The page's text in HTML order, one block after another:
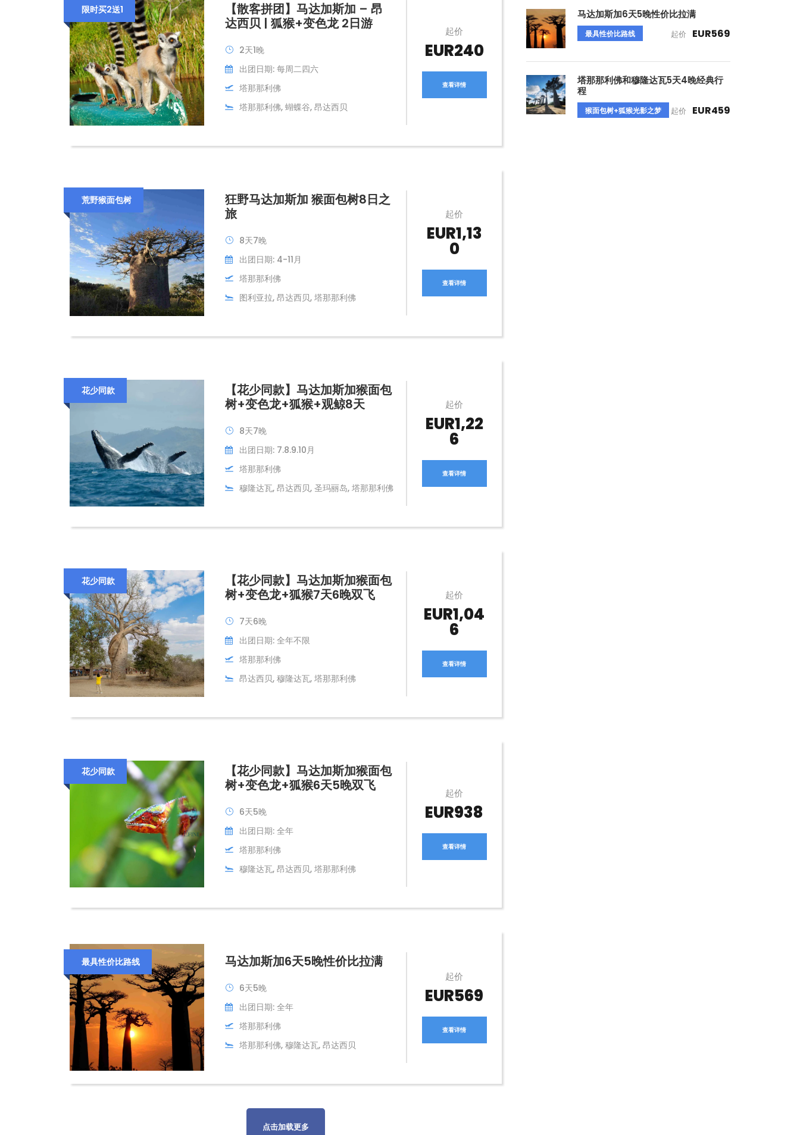
限时买2送1
【散客拼团】马达加斯加 – 昂
达西贝 | 狐猴+变色龙 2日游
2天1晚
出团日期: 每周二四六
塔那那利佛
塔那那利佛, 蝴蝶谷, 昂达西贝
起价
EUR240
查看详情
荒野猴面包树
狂野马达加斯加 猴面包树8日之
旅
8天7晚
出团日期: 4-11月
塔那那利佛
图利亚拉, 昂达西贝, 塔那那利佛
起价
EUR1,13
0
查看详情
花少同款
【花少同款】马达加斯加猴面包
树+变色龙+狐猴+观鲸8天
8天7晚
出团日期: 7.8.9.10月
塔那那利佛
穆隆达瓦, 昂达西贝, 圣玛丽岛, 塔那那利佛
起价
EUR1,22
6
查看详情
花少同款
【花少同款】马达加斯加猴面包
树+变色龙+狐猴7天6晚双飞
7天6晚
出团日期: 全年不限
塔那那利佛
昂达西贝, 穆隆达瓦, 塔那那利佛
起价
EUR1,04
6
查看详情
花少同款
【花少同款】马达加斯加猴面包
树+变色龙+狐猴6天5晚双飞
6天5晚
出团日期: 全年
塔那那利佛
穆隆达瓦, 昂达西贝, 塔那那利佛
起价
EUR938
查看详情
最具性价比路线 马达加斯加6天5晚性价比拉满
6天5晚
出团日期: 全年
塔那那利佛
塔那那利佛, 穆隆达瓦, 昂达西贝
起价
EUR569
查看详情
点击加载更多
马达加斯加6天5晚性价比拉满
最具性价比路线 起价 EUR569
塔那那利佛和穆隆达瓦5天4晚经典行
程
猴面包树+狐猴光影之梦 起价 EUR459